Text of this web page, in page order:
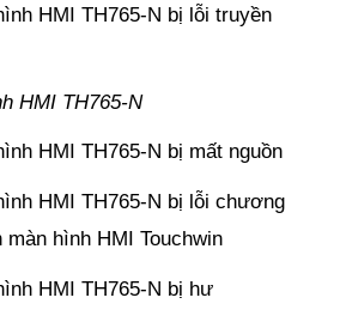
HMI TH765-N bị lỗi truyền
HMI TH765-N
HMI TH765-N bị mất nguồn
HMI TH765-N bị lỗi chương
hình HMI Touchwin
HMI TH765-N bị hư